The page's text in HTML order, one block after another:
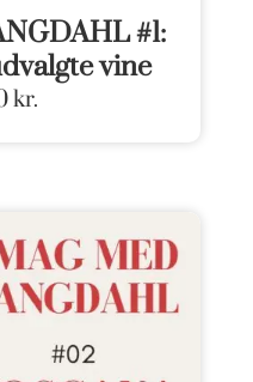
#1:
vine
kr.